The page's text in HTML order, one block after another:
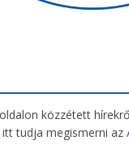
közzétett
itt tudja megismerni az